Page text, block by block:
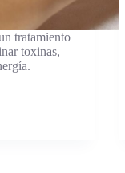
tratamiento
toxinas,